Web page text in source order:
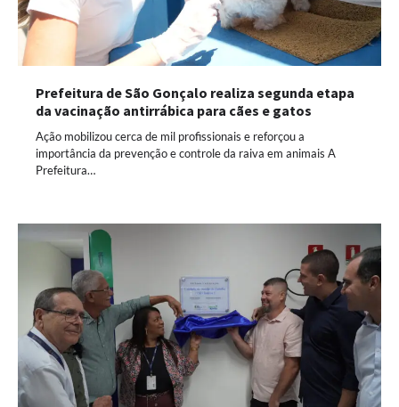
Prefeitura de São Gonçalo realiza segunda etapa
da vacinação antirrábica para cães e gatos
Ação mobilizou cerca de mil profissionais e reforçou a
importância da prevenção e controle da raiva em animais A
Prefeitura…